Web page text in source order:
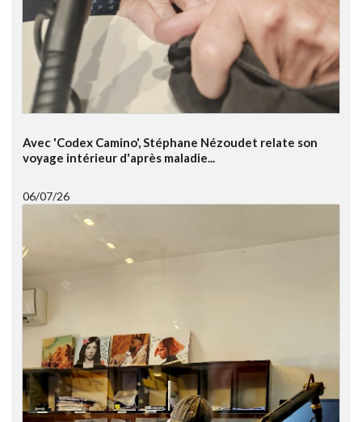
Avec 'Codex Camino', Stéphane Nézoudet relate son
voyage intérieur d'après maladie...
06/07/26